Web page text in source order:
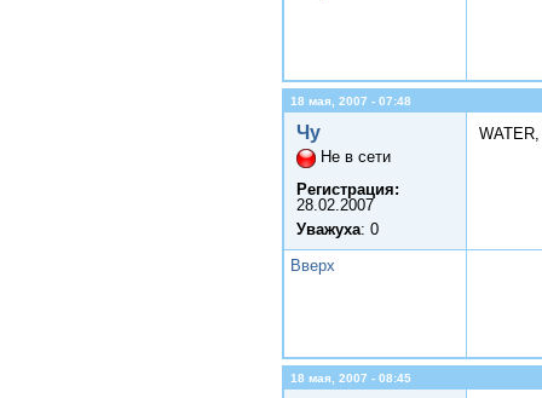
18 мая, 2007 - 07:48
Чу
Не в сети
Регистрация:
28.02.2007
Уважуха: 0
Вверх
18 мая, 2007 - 08:45